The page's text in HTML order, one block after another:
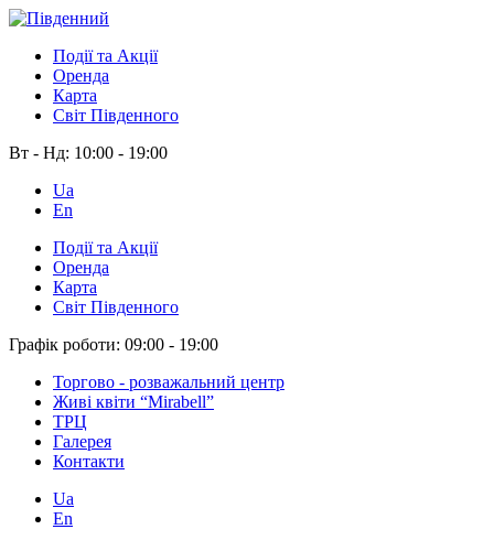
Події та Акції
Оренда
Карта
Світ Південного
Вт - Нд: 10:00 - 19:00
Ua
En
Події та Акції
Оренда
Карта
Світ Південного
Графік роботи: 09:00 - 19:00
Торгово - розважальний центр
Живі квіти “Mirabell”
ТРЦ
Галерея
Контакти
Ua
En